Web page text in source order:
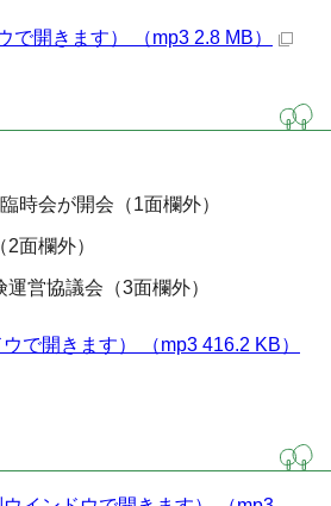
で開きます） （mp3 2.8 MB）
時会が開会（1面欄外）
面欄外）
運営協議会（3面欄外）
で開きます） （mp3 416.2 KB）